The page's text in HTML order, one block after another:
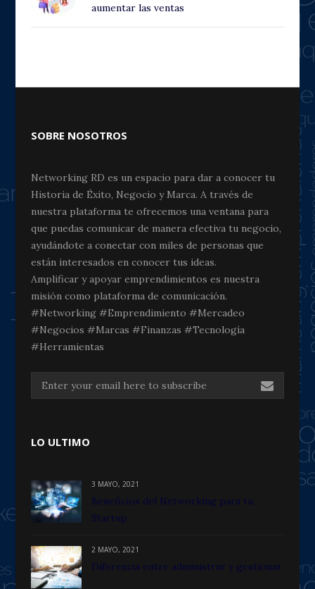
aumentar las ventas
SOBRE NOSOTROS
Networking RD es un espacio para dar a conocer tu
Historia de Éxito, Negocio y Marca. A través de
nuestra plataforma te ofrecemos una ventana para
que puedas comunicar de manera efectiva tu negocio,
ayudándote a conectar con miles de personas que
están interesados en conocer tus ideas.
Amplificar y apoyar emprendimientos es nuestra
misión como plataforma de comunicación.
#Networking #Emprendimiento #Mercadeo
#Negocios #Marcas #Finanzas #Tecnología
#Herramientas
LO ULTIMO
3 MAYO, 2021
Beneficios del Networking para tu
Startup
2 MAYO, 2021
Diferencia entre administrar y gestionar